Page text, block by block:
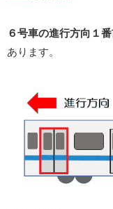
６号車の進行方向１
あります。